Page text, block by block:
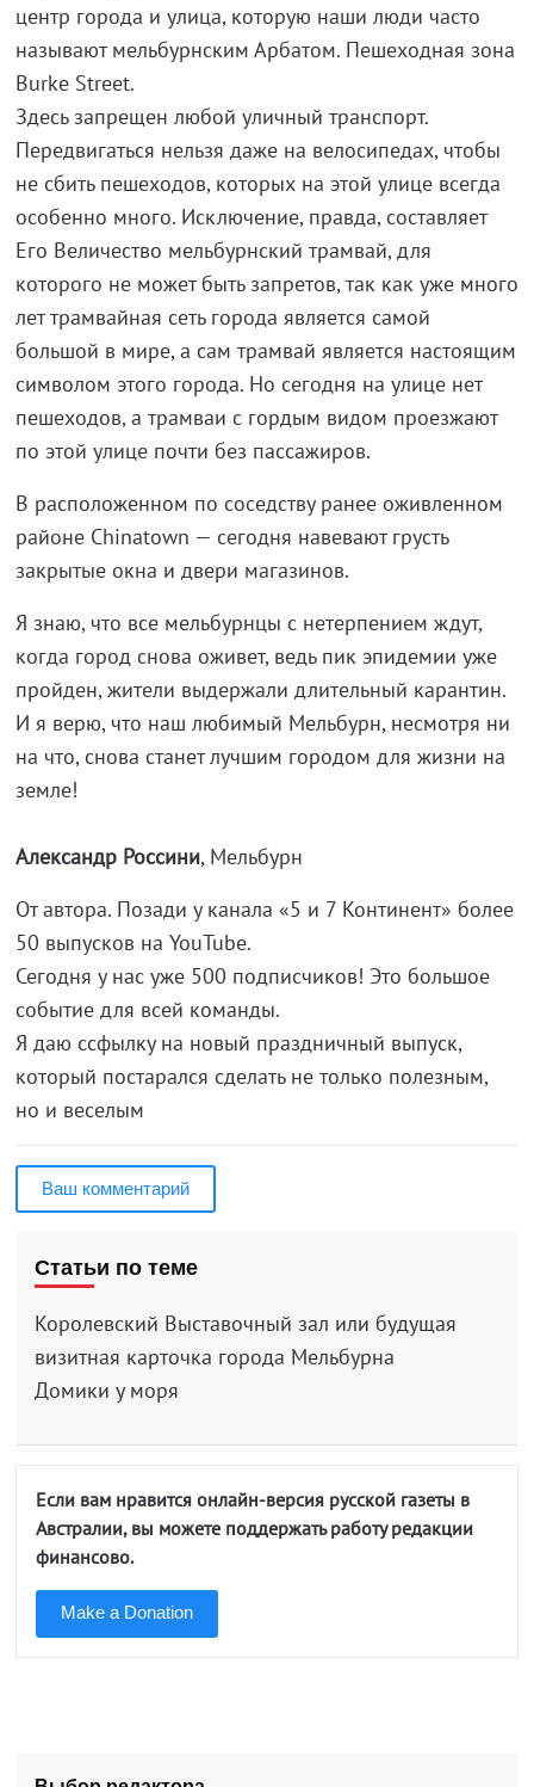
центр города и улица, которую наши люди часто
называют мельбурнским Арбатом. Пешеходная зона
Burke Street.
Здесь запрещен любой уличный транспорт.
Передвигаться нельзя даже на велосипедах, чтобы
не сбить пешеходов, которых на этой улице всегда
особенно много. Исключение, правда, составляет
Его Величество мельбурнский трамвай, для
которого не может быть запретов, так как уже много
лет трамвайная сеть города является самой
большой в мире, а сам трамвай является настоящим
символом этого города. Но сегодня на улице нет
пешеходов, а трамваи с гордым видом проезжают
по этой улице почти без пассажиров.
В расположенном по соседству ранее оживленном
районе Chinatown — сегодня навевают грусть
закрытые окна и двери магазинов.
Я знаю, что все мельбурнцы с нетерпением ждут,
когда город снова оживет, ведь пик эпидемии уже
пройден, жители выдержали длительный карантин.
И я верю, что наш любимый Мельбурн, несмотря ни
на что, снова станет лучшим городом для жизни на
земле!
Александр Россини, Мельбурн
От автора. Позади у канала «5 и 7 Континент» более
50 выпусков на YouTube.
Сегодня у нас уже 500 подписчиков! Это большое
событие для всей команды.
Я даю ссфылку на новый праздничный выпуск,
который постарался сделать не только полезным,
но и веселым
Ваш комментарий
Статьи по теме
Королевский Выставочный зал или будущая
визитная карточка города Мельбурна
Домики у моря
Если вам нравится онлайн-версия русской газеты в
Австралии, вы можете поддержать работу редакции
финансово.
Make a Donation